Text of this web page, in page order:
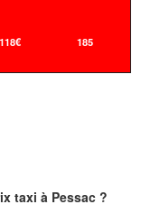
185
taxi à Pessac ?